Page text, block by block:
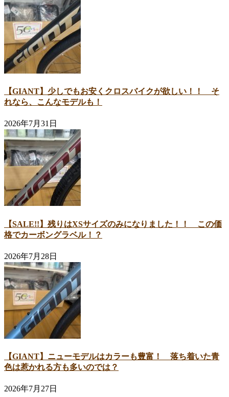
【GIANT】少しでもお安くクロスバイクが欲しい！！ そ
れなら、こんなモデルも！
2026年7月31日
【SALE!!】残りはXSサイズのみになりました！！ この価
格でカーボングラベル！？
2026年7月28日
【GIANT】ニューモデルはカラーも豊富！ 落ち着いた青
色は惹かれる方も多いのでは？
2026年7月27日